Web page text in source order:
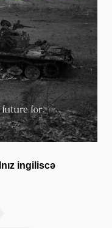
ingiliscə